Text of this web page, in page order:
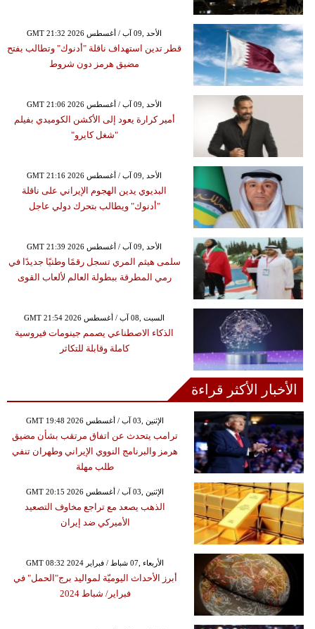
GMT 21:32 2026 الأحد ,09 آب / أغسطس
قطر تدين استهداف ناقلة "أدنوك" وتطالب بفتح
مضيق هرمز دون شروط
GMT 21:06 2026 الأحد ,09 آب / أغسطس
أمير كرارة يعود إلى الأكشن الكوميدي بفيلم
"شغل كايرو"
GMT 21:16 2026 الأحد ,09 آب / أغسطس
البديوي يدين الهجوم الإيراني على ناقلة
"أدنوك" ويطالب بتحرك دولي عاجل
GMT 21:39 2026 الأحد ,09 آب / أغسطس
سلمى هيثم المري تسجل رقمًا وطنيًا جديدًا في
رمي المطرقة ببطولة العالم لألعاب القوى
GMT 21:54 2026 السبت ,08 آب / أغسطس
الذكاء الاصطناعي يصمم جينومات فيروسية
كاملة وقابلة للتكاثر
الأخبار الأكثر قراءة
GMT 19:48 2026 الإثنين ,03 آب / أغسطس
ترامب يتحدث عن اتفاق مرتقب بشأن مضيق
هرمز والبرنامج النووي الإيراني وطهران تنفي
طلب مهلة
GMT 20:15 2026 الإثنين ,03 آب / أغسطس
الذهب يصعد مع تراجع مخاوف التصعيد
الأميركي ضد إيران
GMT 08:32 2024 الأربعاء ,07 شباط / فبراير
أبرز الأحداث اليوميّة لمواليد برج"الحمل" في
فبراير/ شباط 2024